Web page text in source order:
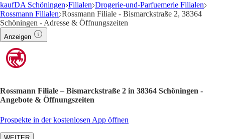
kaufDA Schöningen Filialen Drogerie-und-Parfuemerie Filialen
Rossmann Filialen Rossmann Filiale - Bismarckstraße 2, 38364
Schöningen - Adresse & Öffnungszeiten
Anzeigen
Rossmann Filiale – Bismarckstraße 2 in 38364 Schöningen -
Angebote & Öffnungszeiten
Prospekte in der kostenlosen App öffnen